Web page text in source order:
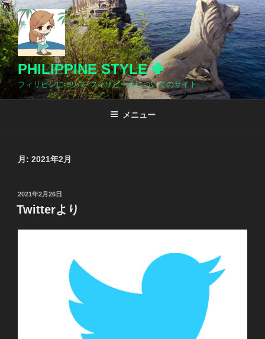
コ
ン
テ
ン
ツ
へ
ス
PHILIPPINE STYLE ✙
フィリピンについて フィリピーナについてのサイト
メニュー
月: 2021年2月
投
稿
日:
2021年2月26日
Twitterより